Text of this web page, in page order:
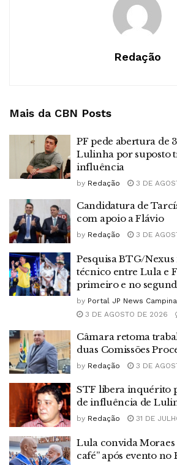
Redação
Mais da CBN Posts
PF pede abertura de
Lulinha por suposto
influência
by Redação 3 DE
Candidatura de
com apoio a Flávio
by Redação 3 DE
Pesquisa BTG/
técnico entre Lula e
primeiro e no
by Portal JP News
3 DE AGOSTO DE 2026
Câmara retoma
duas Comissões
by Redação 3 DE
STF libera inquérito
de influência de
by Redação 31 DE
Lula convida
café” após evento no